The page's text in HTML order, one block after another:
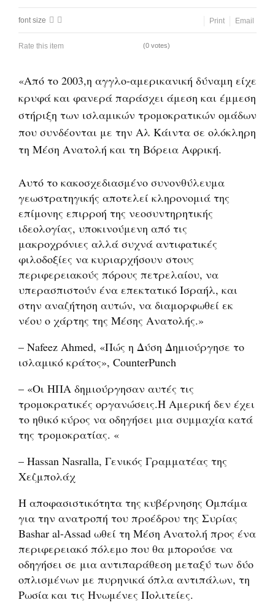
font size Print Email
Rate this item (0 votes)
«Από το 2003,η αγγλο-αμερικανική δύναμη είχε
κρυφά και φανερά παράσχει άμεση και έμμεση
στήριξη των ισλαμικών τρομοκρατικών ομάδων
που συνδέονται με την Αλ Κάιντα σε ολόκληρη
τη Μέση Ανατολή και τη Βόρεια Αφρική.
Αυτό το κακοσχεδιασμένο συνονθύλευμα
γεωστρατηγικής αποτελεί κληρονομιά της
επίμονης επιρροή της νεοσυντηρητικής
ιδεολογίας, υποκινούμενη από τις
μακροχρόνιες αλλά συχνά αντιφατικές
φιλοδοξίες να κυριαρχήσουν στους
περιφερειακούς πόρους πετρελαίου, να
υπερασπιστούν ένα επεκτατικό Ισραήλ, και
στην αναζήτηση αυτών, να διαμορφωθεί εκ
νέου ο χάρτης της Μέσης Ανατολής.»
– Nafeez Ahmed, «Πώς η Δύση Δημιούργησε το
ισλαμικό κράτος», CounterPunch
– «Οι ΗΠΑ δημιούργησαν αυτές τις
τρομοκρατικές οργανώσεις.Η Αμερική δεν έχει
το ηθικό κύρος να οδηγήσει μια συμμαχία κατά
της τρομοκρατίας. «
– Hassan Nasralla, Γενικός Γραμματέας της
Χεζμπολάχ
Η αποφασιστικότητα της κυβέρνησης Ομπάμα
για την ανατροπή του προέδρου της Συρίας
Bashar al-Assad ωθεί τη Μέση Ανατολή προς ένα
περιφερειακό πόλεμο που θα μπορούσε να
οδηγήσει σε μια αντιπαράθεση μεταξύ των δύο
οπλισμένων με πυρηνικά όπλα αντιπάλων, τη
Ρωσία και τις Ηνωμένες Πολιτείες.